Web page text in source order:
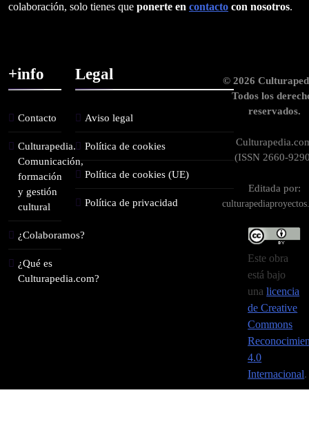
colaboración, solo tienes que ponerte en contacto con nosotros.
+info
Contacto
Culturapedia.
Comunicación,
formación
y gestión
cultural
¿Colaboramos?
¿Qué es
Culturapedia.com?
Legal
Aviso legal
Política de cookies
Política de cookies (UE)
Política de privacidad
© 2026
Todos los
reservados.
(ISSN 2660-
Editada por:
Este obra
está bajo
unalicencia
de Creative
Commons
4.0
Internacional.